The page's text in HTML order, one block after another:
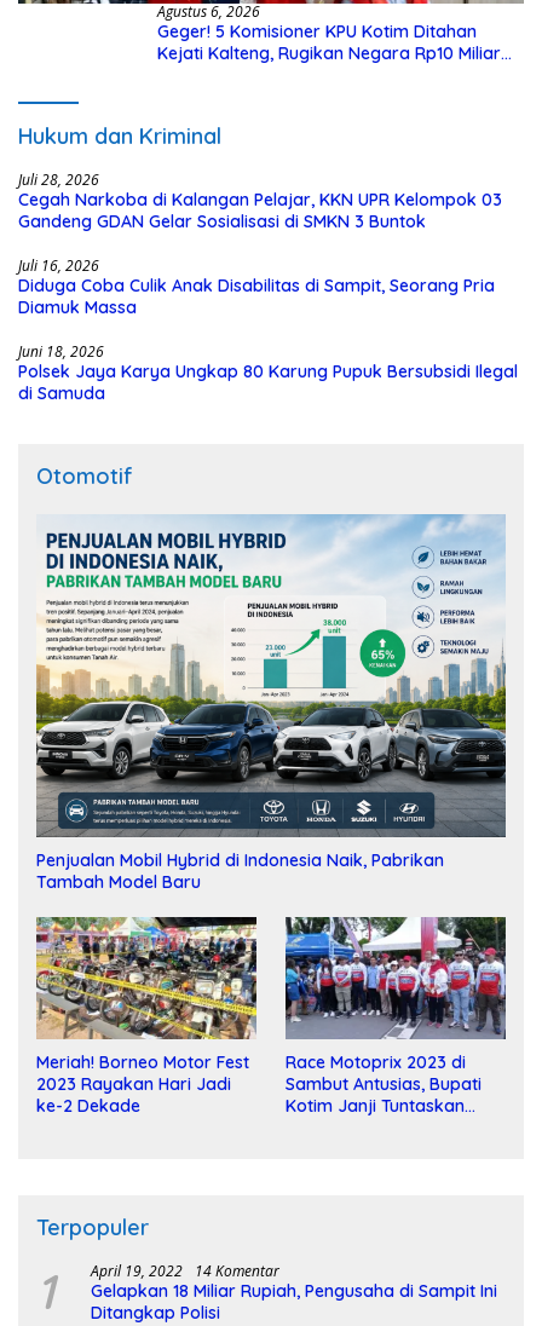
Agustus 6, 2026
Geger! 5 Komisioner KPU Kotim Ditahan
Kejati Kalteng, Rugikan Negara Rp10 Miliar
Hukum dan Kriminal
Juli 28, 2026
Cegah Narkoba di Kalangan Pelajar, KKN UPR Kelompok 03
Gandeng GDAN Gelar Sosialisasi di SMKN 3 Buntok
Juli 16, 2026
Diduga Coba Culik Anak Disabilitas di Sampit, Seorang Pria
Diamuk Massa
Juni 18, 2026
Polsek Jaya Karya Ungkap 80 Karung Pupuk Bersubsidi Ilegal
di Samuda
Otomotif
Penjualan Mobil Hybrid di Indonesia Naik, Pabrikan
Tambah Model Baru
Meriah! Borneo Motor Fest
2023 Rayakan Hari Jadi
ke-2 Dekade
Race Motoprix 2023 di
Sambut Antusias, Bupati
Kotim Janji Tuntaskan
Terpopuler
1 April 19, 2022 14 Komentar
Gelapkan 18 Miliar Rupiah, Pengusaha di Sampit Ini
Ditangkap Polisi